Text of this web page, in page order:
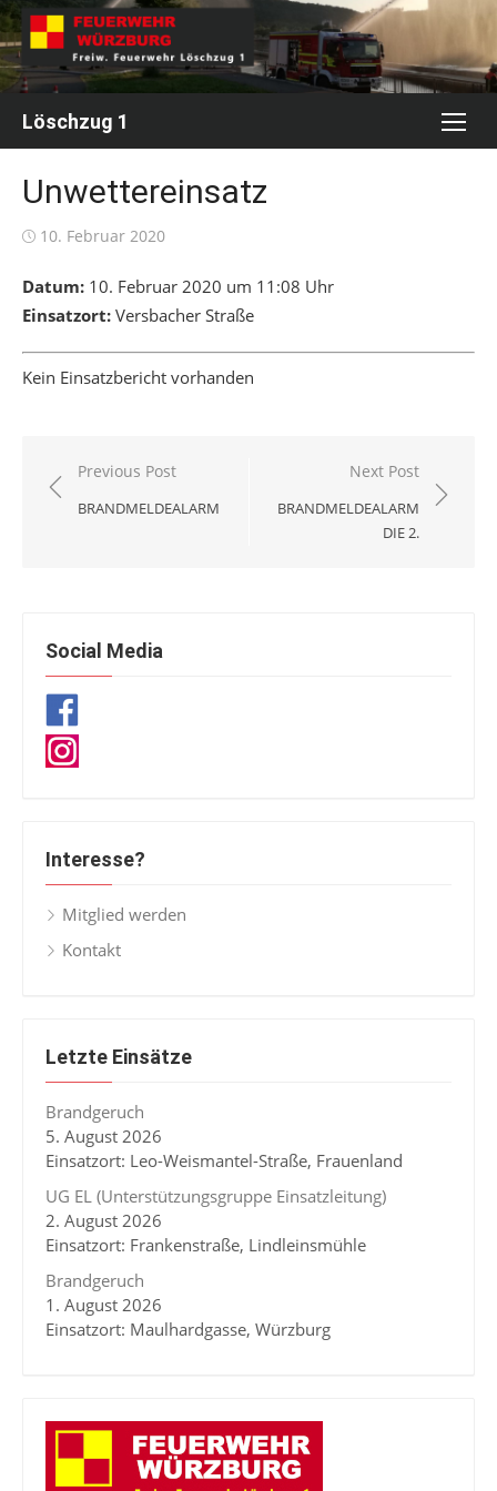
Skip
to
content
Löschzug 1
Unwettereinsatz
Posted
10. Februar 2020
Datum: 10. Februar 2020 um 11:08 Uhr
Einsatzort: Versbacher Straße
Kein Einsatzbericht vorhanden
Beitragsnavigation
Previous Post
BRANDMELDEALARM
Next Post
BRANDMELDEALARM
DIE 2.
Social Media
Interesse?
Mitglied werden
Kontakt
Letzte Einsätze
Brandgeruch
5. August 2026
Einsatzort: Leo-Weismantel-Straße, Frauenland
UG EL (Unterstützungsgruppe Einsatzleitung)
2. August 2026
Einsatzort: Frankenstraße, Lindleinsmühle
Brandgeruch
1. August 2026
Einsatzort: Maulhardgasse, Würzburg